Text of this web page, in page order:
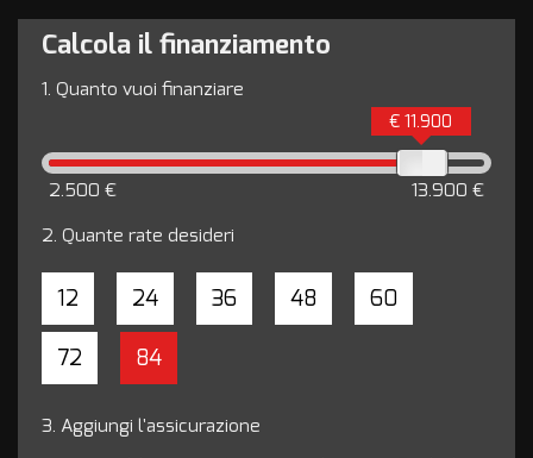
Calcola il finanziamento
1. Quanto vuoi finanziare
2.500 € 13.900 €
€ 11.900
2. Quante rate desideri
12 24 36 48 60
72 84
3. Aggiungi l'assicurazione